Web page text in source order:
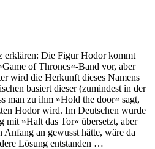
erklären: Die Figur Hodor kommt
of Thrones«-Band vor, aber
wird die Herkunft dieses Namens
basiert dieser (zumindest in der
man zu ihm »Hold the door« sagt,
Hodor wird. Im Deutschen wurde
mit »Halt das Tor« übersetzt, aber
Anfang an gewusst hätte, wäre da
Lösung entstanden …